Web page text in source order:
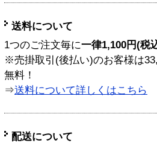
送料について
1つのご注文毎に一律1,100円(税
※売掛取引(後払い)のお客様は
無料！
⇒送料について詳しくはこちら
配送について